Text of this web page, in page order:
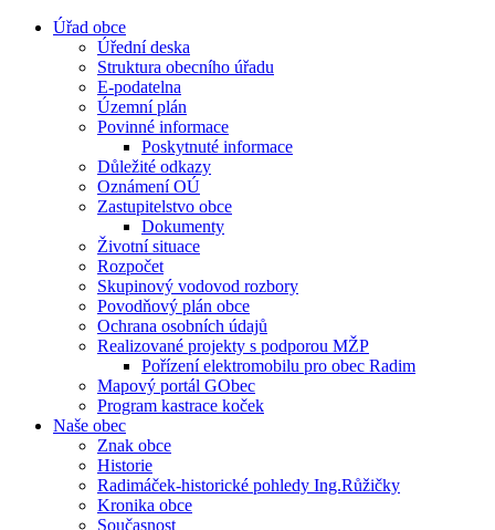
Úřad obce
Úřední deska
Struktura obecního úřadu
E-podatelna
Územní plán
Povinné informace
Poskytnuté informace
Důležité odkazy
Oznámení OÚ
Zastupitelstvo obce
Dokumenty
Životní situace
Rozpočet
Skupinový vodovod rozbory
Povodňový plán obce
Ochrana osobních údajů
Realizované projekty s podporou MŽP
Pořízení elektromobilu pro obec Radim
Mapový portál GObec
Program kastrace koček
Naše obec
Znak obce
Historie
Radimáček-historické pohledy Ing.Růžičky
Kronika obce
Současnost